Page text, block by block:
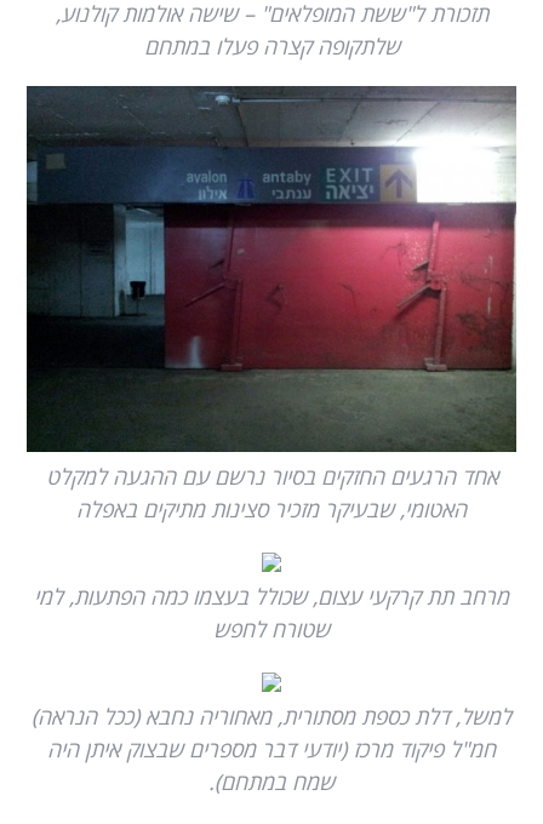
תזכורת ל"ששת המופלאים" – שישה אולמות קולנוע,
שלתקופה קצרה פעלו במתחם
אחד הרגעים החזקים בסיור נרשם עם ההגעה למקלט
האטומי, שבעיקר מזכיר סצינות מתיקים באפלה
מרחב תת קרקעי עצום, שכולל בעצמו כמה הפתעות, למי
שטורח לחפש
למשל, דלת כספת מסתורית, מאחוריה נחבא (ככל הנראה)
חמ"ל פיקוד מרכז (יודעי דבר מספרים שבצוק איתן היה
שמח במתחם).